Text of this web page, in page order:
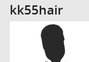
kk55hair